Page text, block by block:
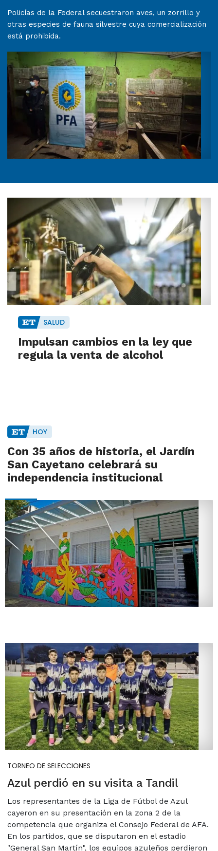
Policías de la Federal secuestraron aves, un zorrillo y
otras especies de fauna silvestre cuya comercialización
está prohibida.
SALUD
Impulsan cambios en la ley que
regula la venta de alcohol
HOY
Con 35 años de historia, el Jardín
San Cayetano celebrará su
independencia institucional
TORNEO DE SELECCIONES
Azul perdió en su visita a Tandil
Los representantes de la Liga de Fútbol de Azul
cayeron en su presentación en la zona 2 de la
competencia que organiza el Consejo Federal de AFA.
En los partidos, que se disputaron en el estadio
"General San Martín", los equipos azuleños perdieron